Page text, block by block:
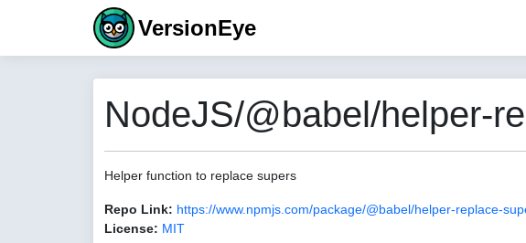
VersionEye
NodeJS/@babel/helper-
Helper function to replace supers
Repo Link: https://www.npmjs.com/package/@babel/helper-replace-
License: MIT